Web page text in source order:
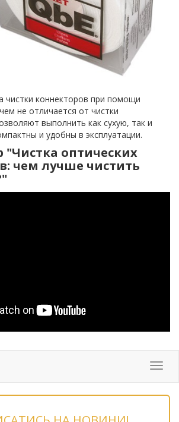
чистки коннекторов при помощи
не отличается от чистки
выполнить как сухую, так и
и удобны в эксплуатации.
"Чистка оптических
чем лучше чистить
Меню